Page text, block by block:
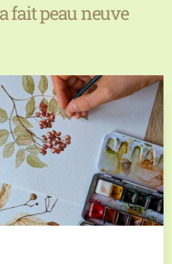
fait peau neuve